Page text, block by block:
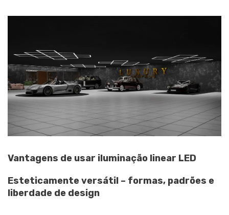
Vantagens de usar iluminação linear LED
Esteticamente versátil – formas, padrões e
liberdade de design